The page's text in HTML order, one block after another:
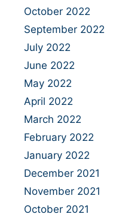
October 2022
September 2022
July 2022
June 2022
May 2022
April 2022
March 2022
February 2022
January 2022
December 2021
November 2021
October 2021